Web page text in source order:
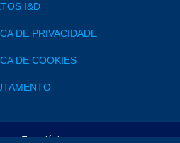
I&D
DE PRIVACIDADE
DE COOKIES
Tecnológicos